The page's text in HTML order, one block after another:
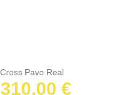
310,00 €